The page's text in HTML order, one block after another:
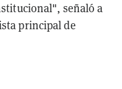
señaló a
principal de